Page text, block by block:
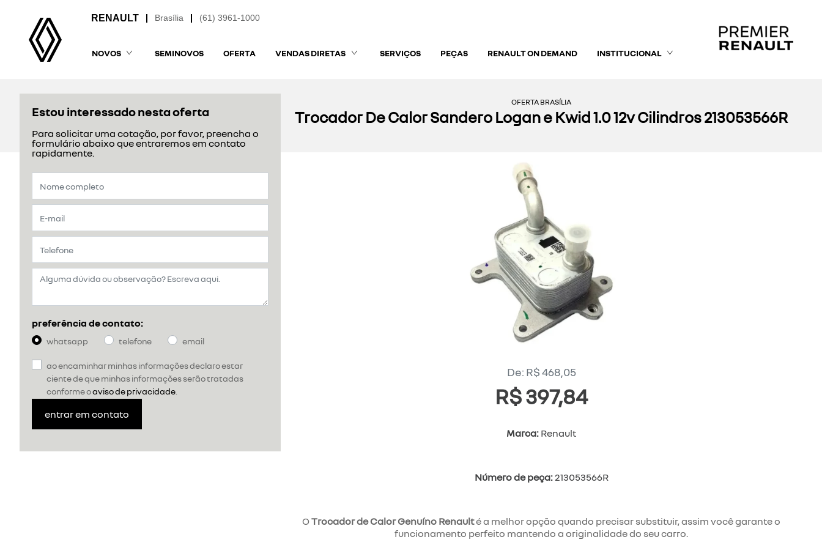
(61) 3961-1000
Brasília
NOVOS SEMINOVOS OFERTA VENDAS DIRETAS SERVIÇOS PEÇAS RENAULT ON DEMAND INSTITUCIONAL
OFERTA BRASÍLIA
Trocador De Calor Sandero Logan e Kwid 1.0 12v Cilindros 213053566R
De: R$ 468,05
R$ 397,84
Marca: Renault
Número de peça:213053566R
OTrocador de Calor Genuíno Renaulté a melhor opção quando precisar substituir, assim você garante o
funcionamento perfeito mantendo a originalidade do seu carro.
Estou interessado nesta oferta
Para solicitar uma cotação, por favor, preencha o
formulário abaixo que entraremos em contato
rapidamente.
preferência de contato:
whatsapp telefone email
ao encaminhar minhas informações declaro estar
ciente de que minhas informações serão tratadas
conforme oaviso de privacidade
entrar em contato